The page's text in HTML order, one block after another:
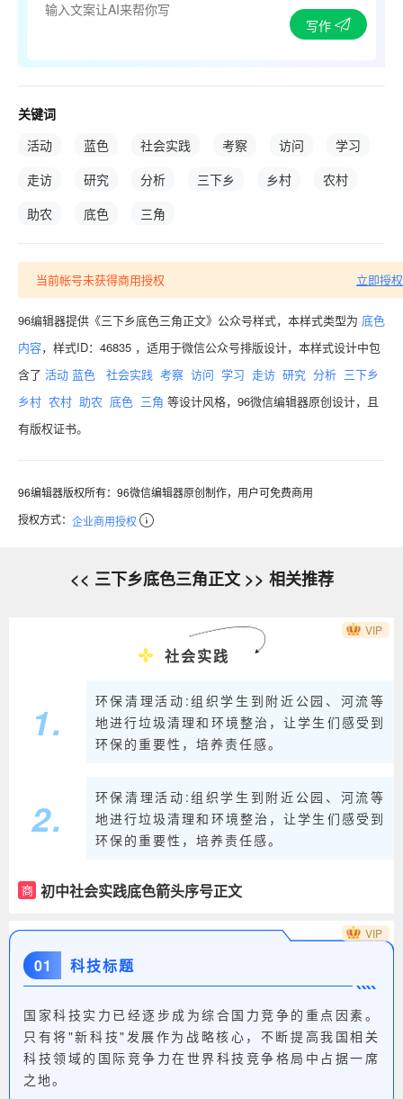
写作
关键词
活动
蓝色 社会实践 考察 访问
学习
走访
研究 分析 三下乡 乡村
农村
助农
底色 三角
当前帐号未获得商用授权 立即授权
96编辑器提供《三下乡底色三角正文》公众号样式，本样式类型为 底色
内容，样式ID：46835 ，适用于微信公众号排版设计，本样式设计中包
含了 活动 蓝色 社会实践 考察 访问 学习 走访 研究 分析 三下乡
乡村 农村 助农 底色 三角 等设计风格，96微信编辑器原创设计，且
有版权证书。
96编辑器版权所有：96微信编辑器原创制作，用户可免费商用
授权方式： 企业商用授权
<< 三下乡底色三角正文 >> 相关推荐
社会实践
1.
环保清理活动:组织学生到附近公园、河流等
地进行垃圾清理和环境整治，让学生们感受到
环保的重要性，培养责任感。
2.
环保清理活动:组织学生到附近公园、河流等
地进行垃圾清理和环境整治，让学生们感受到
环保的重要性，培养责任感。
商 初中社会实践底色箭头序号正文
VIP
01 科技标题
国家科技实力已经逐步成为综合国力竞争的重点因素。
只有将"新科技"发展作为战略核心，不断提高我国相关
科技领域的国际竞争力在世界科技竞争格局中占据一席
之地。
VIP